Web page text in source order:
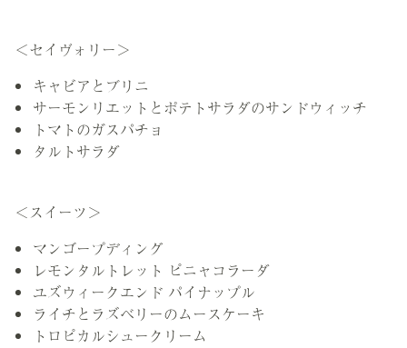
＜セイヴォリー＞
キャビアとブリニ
サーモンリエットとポテトサラダのサンドウィッチ
トマトのガスパチョ
タルトサラダ
＜スイーツ＞
マンゴープディング
レモンタルトレット ピニャコラーダ
ユズウィークエンド パイナップル
ライチとラズベリーのムースケーキ
トロピカルシュークリーム